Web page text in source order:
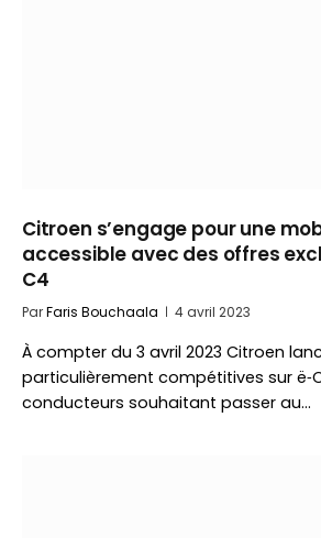
Citroen s’engage pour une
accessible avec des offres
C4
ParFaris Bouchaala 4 avril 2023
À compter du 3 avril 2023 Citroen
particulièrement compétitives sur
conducteurs souhaitant passer au…